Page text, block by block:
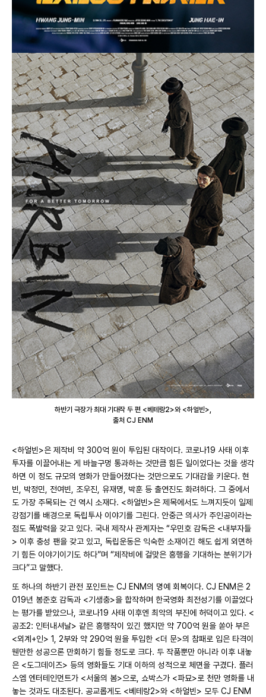
하반기 극장가 최대 기대작 두 편 <베테랑2>와 <하얼빈>,
출처 CJ ENM
<하얼빈>은 제작비 약 300억 원이 투입된 대작이다. 코로나19 사태 이후
투자를 이끌어내는 게 바늘구멍 통과하는 것만큼 힘든 일이었다는 것을 생각
하면 이 정도 규모의 영화가 만들어졌다는 것만으로도 기대감을 키운다. 현
빈, 박정민, 전여빈, 조우진, 유재명, 박훈 등 출연진도 화려하다. 그 중에서
도 가장 주목되는 건 역시 소재다. <하얼빈>은 제목에서도 느껴지듯이 일제
강점기를 배경으로 독립투사 이야기를 그린다. 안중근 의사가 주인공이라는
점도 폭발력을 갖고 있다. 국내 제작사 관계자는 “우민호 감독은 <내부자들
> 이후 충성 팬을 갖고 있고, 독립운동은 익숙한 소재이긴 해도 쉽게 외면하
기 힘든 이야기이기도 하다”며 “제작비에 걸맞은 흥행을 기대하는 분위기가
크다”고 말했다.
또 하나의 하반기 관전 포인트는 CJ ENM의 명예 회복이다. CJ ENM은 2
019년 봉준호 감독과 <기생충>을 합작하며 한국영화 최전성기를 이끌었다
는 평가를 받았으나, 코로나19 사태 이후엔 최악의 부진에 허덕이고 있다. <
공조2: 인터내셔날> 같은 흥행작이 있긴 했지만 약 700억 원을 쏟아 부은
<외계+인> 1, 2부와 약 290억 원을 투입한 <더 문>의 참패로 입은 타격이
웬만한 성공으론 만회하기 힘들 정도로 크다. 두 작품뿐만 아니라 이후 내놓
은 <도그데이즈> 등의 영화들도 기대 이하의 성적으로 체면을 구겼다. 플러
스엠 엔터테인먼트가 <서울의 봄>으로, 쇼박스가 <파묘>로 천만 영화를 내
놓는 것과도 대조된다. 공교롭게도 <베테랑2>와 <하얼빈> 모두 CJ ENM